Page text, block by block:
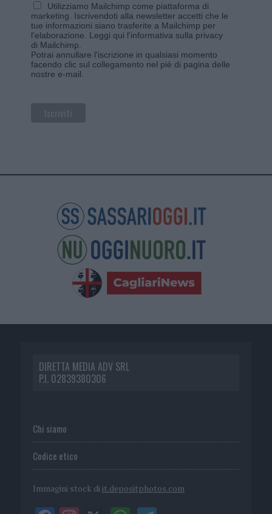
Utilizziamo Mailchimp come piattaforma di
marketing. Iscrivendoti alla newsletter accetti che le
tue informazioni siano trasferite a Mailchimp per
l'elaborazione. Leggi qui l'informativa sulla privacy
di Mailchimp
Potrai annullare l'iscrizione in qualsiasi momento
facendo clic sul collegamento nel piè di pagina delle
nostre e-mail.
DIRETTA MEDIA ADV SRL
P.I. 02839380306
Chi siamo
Codice etico
Immagini stock di it.depositphotos.com